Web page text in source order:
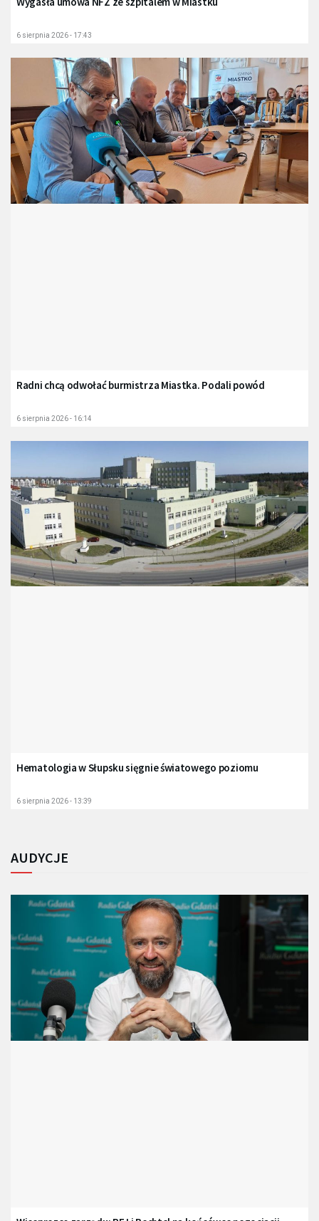
6 sierpnia 2026 - 17:43
Radni chcą odwołać burmistrza Miastka. Podali powód
6 sierpnia 2026 - 16:14
Hematologia w Słupsku sięgnie światowego poziomu
6 sierpnia 2026 - 13:39
AUDYCJE